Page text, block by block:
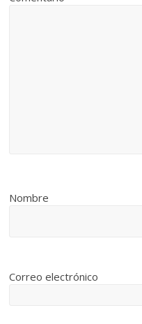
Nombre
Correo electrónico